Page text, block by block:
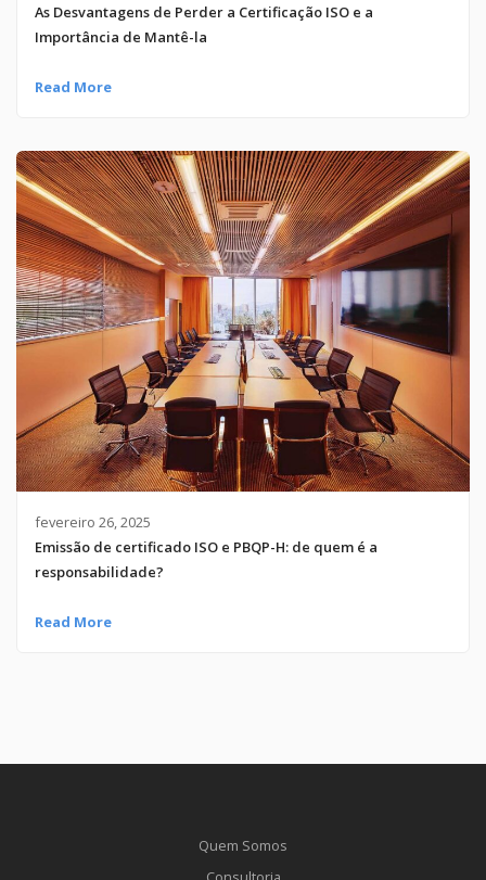
As Desvantagens de Perder a Certificação ISO e a
Importância de Mantê-la
Read More
fevereiro 26, 2025
Emissão de certificado ISO e PBQP-H: de quem é a
responsabilidade?
Read More
Quem Somos